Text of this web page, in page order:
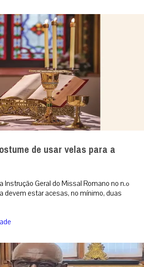
de usar velas para a
Instrução Geral do Missal Romano no n.º
devem estar acesas, no mínimo, duas